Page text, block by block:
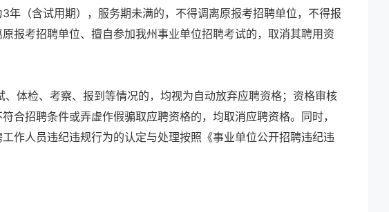
年（含试用期），服务期未满的，不得调离原报考招聘单位，不得报
报考招聘单位、擅自参加我州事业单位招聘考试的，取消其聘用资
体检、考察、报到等情况的，均视为自动放弃应聘资格；资格审核
合招聘条件或弄虚作假骗取应聘资格的，均取消应聘资格。同时，
作人员违纪违规行为的认定与处理按照《事业单位公开招聘违纪违